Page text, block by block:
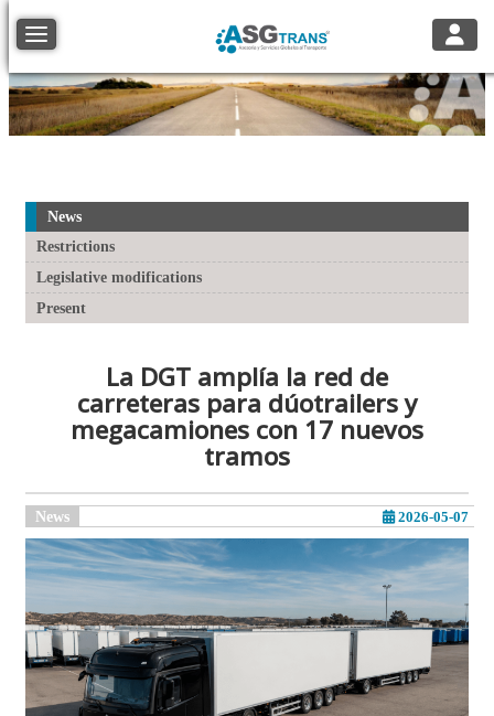
Toggle navigation
News
Restrictions
Legislative modifications
Present
La DGT amplía la red de
carreteras para dúotrailers y
megacamiones con 17 nuevos
tramos
News 2026-05-07